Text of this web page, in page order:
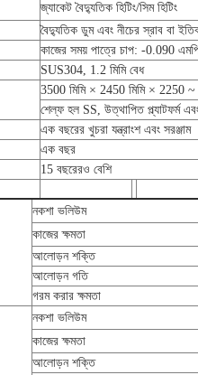
জ্যাকেট বৈদ্যুতিক হিটিং/সিম হিটিং
বৈদ্যুতিক ডুম এবং নীচের স্রাব বা
কাজের সময় পাত্রে চাপ: -0.090
SUS304, 1.2 মিমি বেধ
3500 মিমি × 2450 মিমি × 2250 ~
শেল্ফ হল SS, উত্থাপিত প্ল্যাটফর্ম
এক বছরের খুচরা যন্ত্রাংশ এবং সরঞ্জাম
এক বছর
15 বছরেরও বেশি
নকশা ভলিউম
কাজের ক্ষমতা
আলোড়ন শক্তি
আলোড়ন গতি
গরম করার ক্ষমতা
নকশা ভলিউম
কাজের ক্ষমতা
আলোড়ন শক্তি